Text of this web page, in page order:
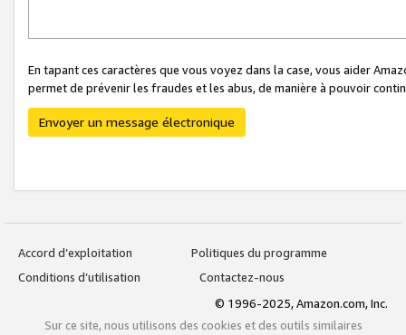
En tapant ces caractères que vous voyez dans la case, vous aider
permet de prévenir les fraudes et les abus, de manière à pouvoir
Envoyer un message électronique
Accord d’exploitation
Politiques du programme
Conditions d’utilisation
Contactez-nous
© 1996-2025, Amazon.com, Inc.
Sur ce site, nous utilisons des cookies et des outils similaires